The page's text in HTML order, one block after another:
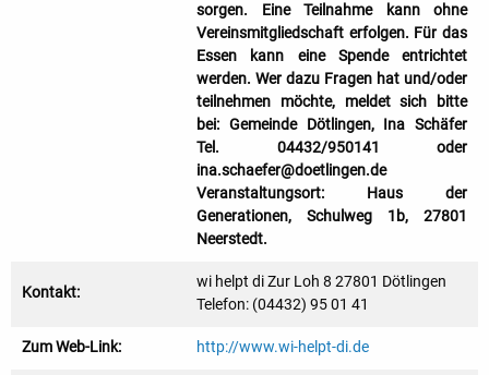
sorgen. Eine Teilnahme kann ohne
Vereinsmitgliedschaft erfolgen. Für das
Essen kann eine Spende entrichtet
werden. Wer dazu Fragen hat und/oder
teilnehmen möchte, meldet sich bitte
bei: Gemeinde Dötlingen, Ina Schäfer
Tel. 04432/950141 oder
ina.schaefer@doetlingen.de
Veranstaltungsort: Haus der
Generationen, Schulweg 1b, 27801
Neerstedt.
Kontakt:
wi helpt di Zur Loh 8 27801 Dötlingen
Telefon: (04432) 95 01 41
Zum Web-Link: http://www.wi-helpt-di.de